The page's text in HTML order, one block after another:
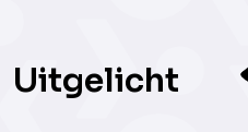
Uitgelicht